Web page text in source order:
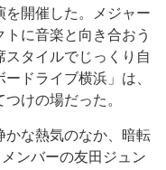
を開催した。メジャー
に音楽と向き合おう
スタイルでじっくり自
ドライブ横浜」は、
けの場だった。
な熱気のなか、暗転
ンバーの友田ジュン